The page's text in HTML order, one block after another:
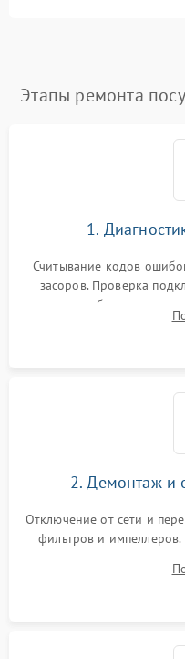
Этапы ремонта
1.
Считывание кодов
засоров. Проверка
жалоб на
разбрызгивателей
2. Демонтаж и
Отключение от сети и
фильтров и
циркуляционному